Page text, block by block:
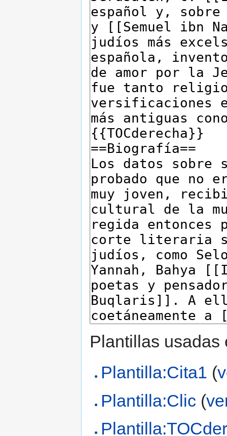
Plantillas usadas
Plantilla:Cita1 (
Plantilla:Clic (